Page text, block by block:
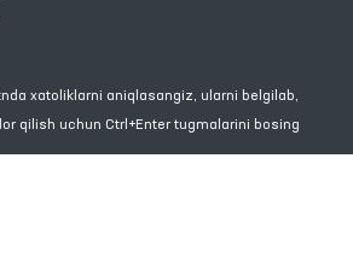
xatoliklarni aniqlasangiz, ularni belgilab,
qilish uchun Ctrl+Enter tugmalarini bosing